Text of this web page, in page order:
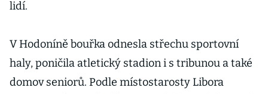
lidí.
V Hodoníně bouřka odnesla střechu sportovní
haly, poničila atletický stadion i s tribunou a také
domov seniorů. Podle místostarosty Libora